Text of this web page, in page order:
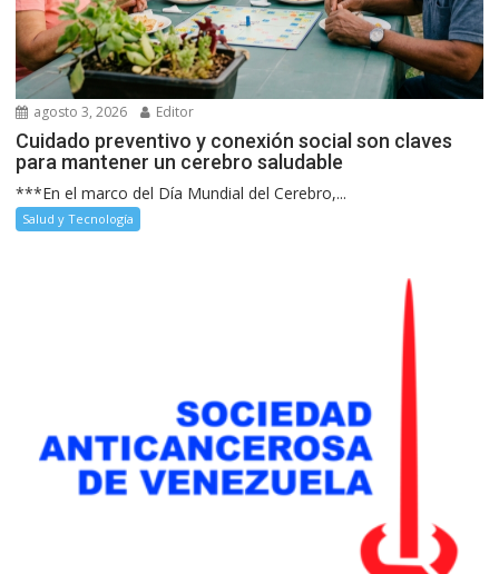
agosto 3, 2026 Editor
Cuidado preventivo y conexión social son claves
para mantener un cerebro saludable
***En el marco del Día Mundial del Cerebro,...
Salud y Tecnología